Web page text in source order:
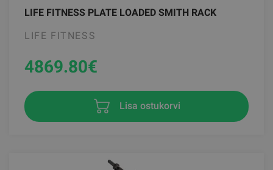
LIFE FITNESS PLATE LOADED SMITH RACK
LIFE FITNESS
4869.80€
Lisa ostukorvi